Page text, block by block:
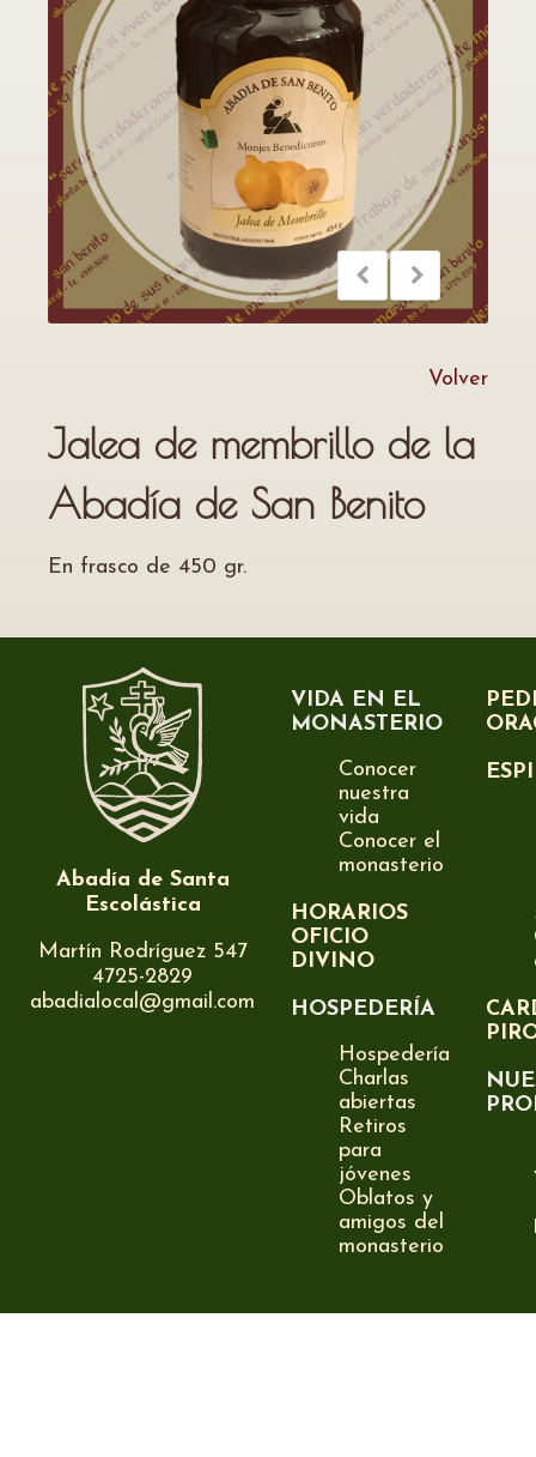
Volver
Jalea de membrillo de la
Abadía de San Benito
En frasco de 450 gr.
Abadía de Santa
Escolástica
Martín Rodríguez 547
4725-2829
abadialocal@gmail.com
VIDA EN EL
MONASTERIO
Conocer
nuestra
vida
Conocer el
monasterio
HORARIOS
OFICIO
DIVINO
HOSPEDERÍA
Hospedería
Charlas
abiertas
Retiros
para
jóvenes
Oblatos y
amigos del
monasterio